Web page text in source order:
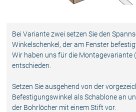
Bei Variante zwei setzen Sie den
Winkelschenkel, der am Fenster
Wir haben uns für die Montagevariante
entschieden.
Setzen Sie ausgehend von der
Befestigungswinkel als Schablone an
der Bohrlöcher mit einem Stift vor.